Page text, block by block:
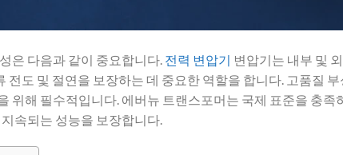
은 다음과 같이 중요합니다. 전력 변압기 변압기는 내부 및
전도 및 절연을 보장하는 데 중요한 역할을 합니다. 고품질
위해 필수적입니다. 에버뉴 트랜스포머는 국제 표준을 충족
속되는 성능을 보장합니다.